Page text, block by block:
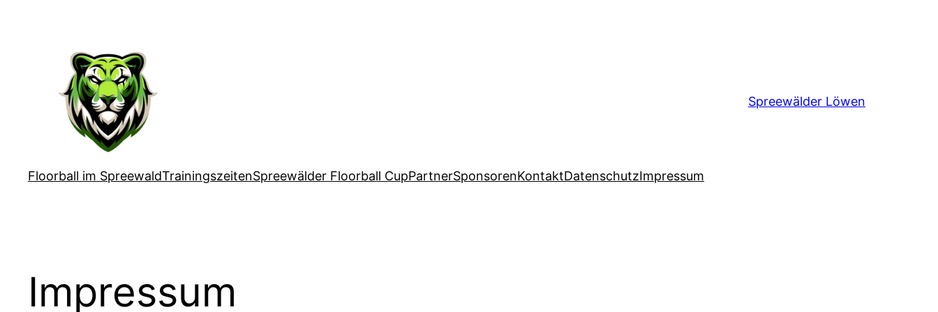
Spreewälder Löwen
Floorball im SpreewaldTrainingszeitenSpreewälder Floorball CupPartnerSponsorenKontaktDatenschutzImpressum
Impressum